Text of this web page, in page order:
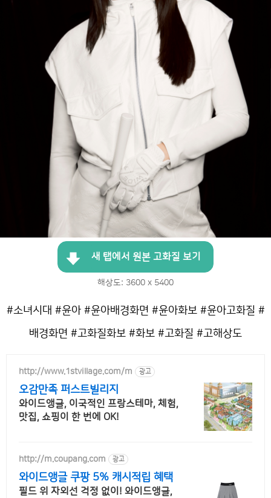
새 탭에서 원본 고화질 보기
해상도: 3600 x 5400
#소녀시대 #윤아 #윤아배경화면 #윤아화보 #윤아고화질 #
배경화면 #고화질화보 #화보 #고화질 #고해상도
http://www.1stvillage.com/m 광고
오감만족 퍼스트빌리지
와이드앵글, 이국적인 프랑스테마, 체험,
맛집, 쇼핑이 한 번에 OK!
http://m.coupang.com 광고
와이드앵글 쿠팡 5% 캐시적립 혜택
필드 위 자외선 걱정 없이! 와이드앵글,